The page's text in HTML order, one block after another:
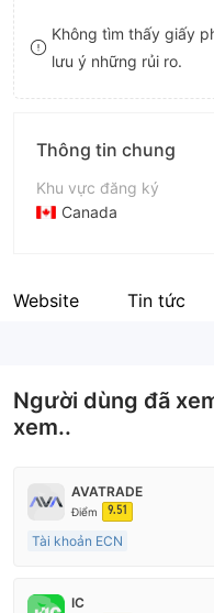
8
9
Không tìm thấy giấy
lưu ý những rủi ro.
Thông tin chung
Khu vực đăng ký
Canada
Tên công ty
Website Tin tức
Người dùng đã
xem..
AVATRADE
Điểm 9.51
Tài khoản ECN
Đăng ký tại Nước Úc
IC